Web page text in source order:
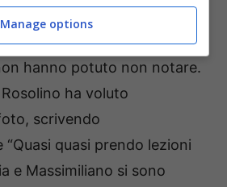
tallone d’Achille. Nella foto
la somiglianza la mia e la
hanno potuto non notare.
ha voluto
scrivendo
quasi prendo lezioni
e Massimiliano si sono
Manage options